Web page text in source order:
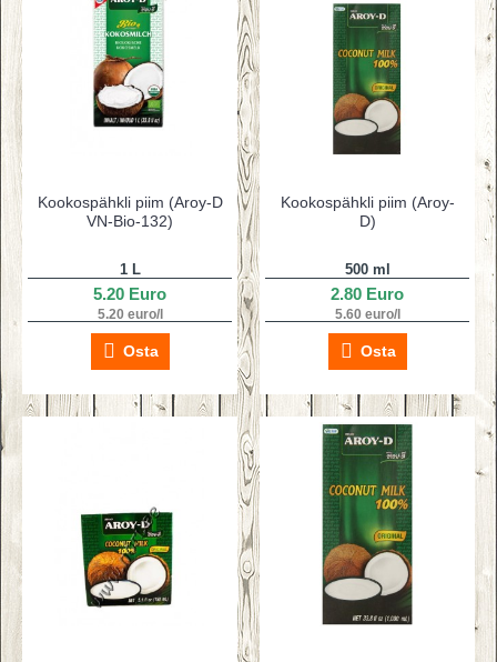
Kookospähkli piim (Aroy-D
VN-Bio-132)
1 L
5.20 Euro
5.20 euro/l
Osta
Kookospähkli piim (Aroy-
D)
500 ml
2.80 Euro
5.60 euro/l
Osta